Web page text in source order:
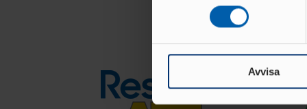
eller dra tillbaka ditt
sociala medier och
till de sociala medier och
med annan information som
Avvisa